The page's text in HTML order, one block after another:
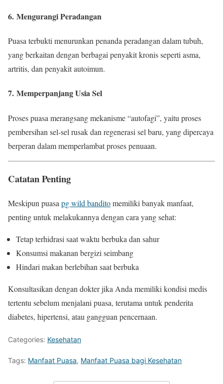
6. Mengurangi Peradangan
Puasa terbukti menurunkan penanda peradangan dalam tubuh,
yang berkaitan dengan berbagai penyakit kronis seperti asma,
artritis, dan penyakit autoimun.
7. Memperpanjang Usia Sel
Proses puasa merangsang mekanisme “autofagi”, yaitu proses
pembersihan sel-sel rusak dan regenerasi sel baru, yang dipercaya
berperan dalam memperlambat proses penuaan.
Catatan Penting
Meskipun puasa pg wild banditomemiliki banyak manfaat,
penting untuk melakukannya dengan cara yang sehat:
Tetap terhidrasi saat waktu berbuka dan sahur
Konsumsi makanan bergizi seimbang
Hindari makan berlebihan saat berbuka
Konsultasikan dengan dokter jika Anda memiliki kondisi medis
tertentu sebelum menjalani puasa, terutama untuk penderita
diabetes, hipertensi, atau gangguan pencernaan.
Categories: Kesehatan
Tags: Manfaat Puasa, Manfaat Puasa bagi Kesehatan